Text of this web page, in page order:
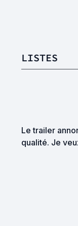
LISTES
Le trailer
qualité. Je